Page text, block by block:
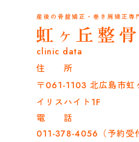
clinic data
住 所
〒061-1103 北広島市虹
イリスハイト1F
電 話
011-378-4056（予約受